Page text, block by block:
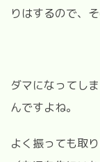
りはするので、
ダマになってし
んですよね。
よく振っても取